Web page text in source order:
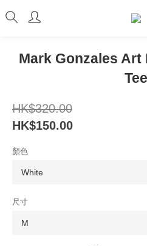
Mark Gonzales
Tee
HK$320.00
HK$150.00
顏色
尺寸